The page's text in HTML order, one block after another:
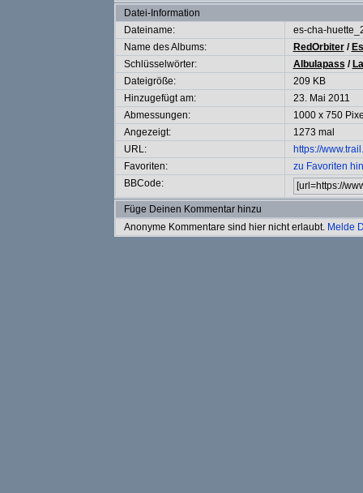
Datei-Information
Dateiname:
es-cha-
Name des Albums:
RedOrbiter/
Schlüsselwörter:
Albulapass / La
Dateigröße:
209 KB
Hinzugefügt am:
23. Mai 2011
Abmessungen:
1000 x 750
Angezeigt:
1273 mal
URL:
https://
Favoriten:
zu Favoriten
BBCode:
Füge Deinen Kommentar hinzu
Anonyme Kommentare sind hier nicht erlaubt. Melde